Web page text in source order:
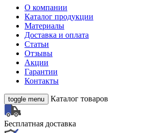
О компании
Каталог продукции
Материалы
Доставка и оплата
Статьи
Отзывы
Акции
Гарантии
Контакты
toggle menu Каталог товаров
Бесплатная доставка